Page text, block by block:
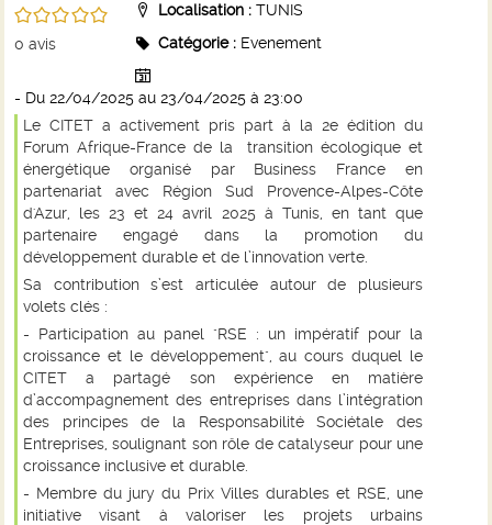
/5
0 avis
Localisation : TUNIS
Catégorie : Evenement
- Du 22/04/2025 au 23/04/2025 à 23:00
Le CITET a activement pris part à la 2e édition du
Forum Afrique-France de la transition écologique et
énergétique organisé par Business France en
partenariat avec Région Sud Provence-Alpes-Côte
d'Azur, les 23 et 24 avril 2025 à Tunis, en tant que
partenaire engagé dans la promotion du
développement durable et de l’innovation verte.
Sa contribution s’est articulée autour de plusieurs
volets clés :
- Participation au panel "RSE : un impératif pour la
croissance et le développement", au cours duquel le
CITET a partagé son expérience en matière
d’accompagnement des entreprises dans l’intégration
des principes de la Responsabilité Sociétale des
Entreprises, soulignant son rôle de catalyseur pour une
croissance inclusive et durable.
- Membre du jury du Prix Villes durables et RSE, une
initiative visant à valoriser les projets urbains